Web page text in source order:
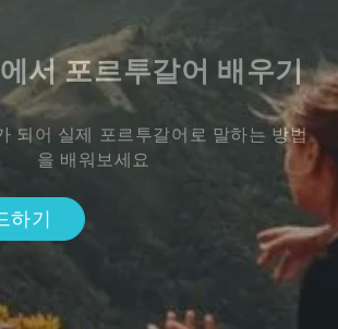
서 포르투갈어 배우기
되어 실제 포르투갈어로 말하는 방법
을 배워보세요
하기